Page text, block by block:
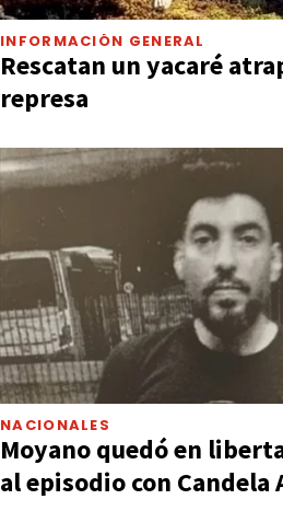
INFORMACIÓN GENERAL
Rescatan un yacaré
represa
NACIONALES
Moyano quedó en
al episodio con Candela